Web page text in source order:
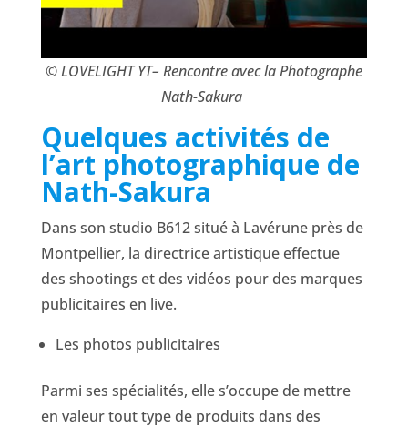
© LOVELIGHT YT– Rencontre avec la Photographe
Nath-Sakura
Quelques activités de
l’art photographique de
Nath-Sakura
Dans son studio B612 situé à Lavérune près de
Montpellier, la directrice artistique effectue
des shootings et des vidéos pour des marques
publicitaires en live.
Les photos publicitaires
Parmi ses spécialités, elle s’occupe de mettre
en valeur tout type de produits dans des